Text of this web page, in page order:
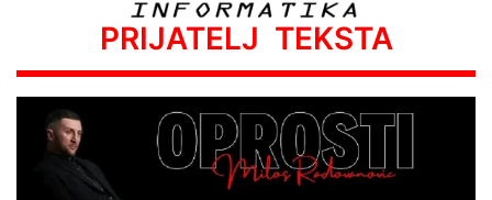
PRIJATELJ TEKSTA